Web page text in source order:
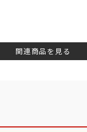
関連商品を見る